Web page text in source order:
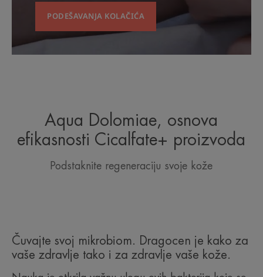
PODEŠAVANJA KOLAČIĆA
Aqua Dolomiae, osnova
efikasnosti Cicalfate+ proizvoda
Podstaknite regeneraciju svoje kože
Čuvajte svoj mikrobiom. Dragocen je kako za
vaše zdravlje tako i za zdravlje vaše kože.